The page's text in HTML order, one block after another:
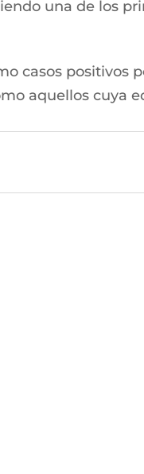
una de los
casos positivos
aquellos cuya